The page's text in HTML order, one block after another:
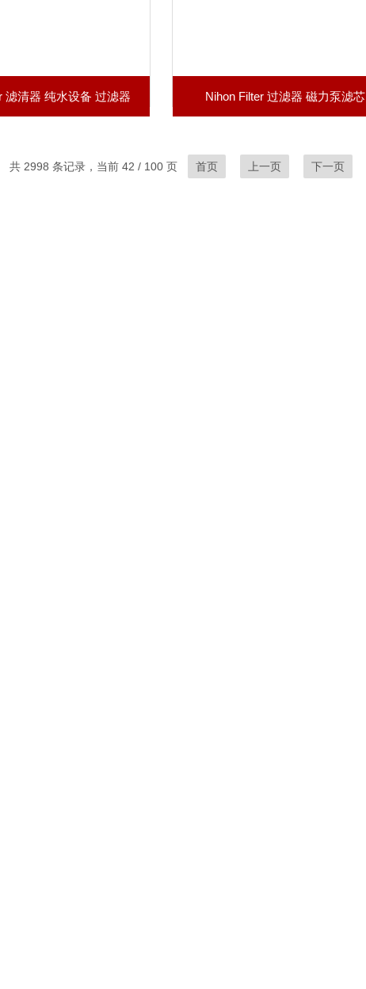
滤清器 纯水设备 过滤器 Nihon Filter 过滤器 磁力泵滤芯
共 2998 条记录，当前 42 / 100 页 首页 上一页 下一页